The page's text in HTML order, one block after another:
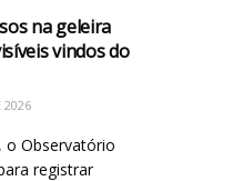
na geleira
vindos do
2026
o Observatório
registrar